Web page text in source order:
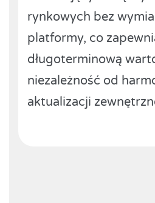
rynkowych bez
platformy, co
długoterminową
niezależność od
aktualizacji